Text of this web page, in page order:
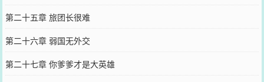
第二十五章 旅团长很难
第二十六章 弱国无外交
第二十七章 你爹爹才是大英雄